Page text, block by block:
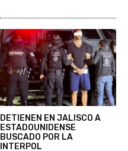
DETIENEN EN JALISCO A
ESTADOUNIDENSE
BUSCADO POR LA
INTERPOL